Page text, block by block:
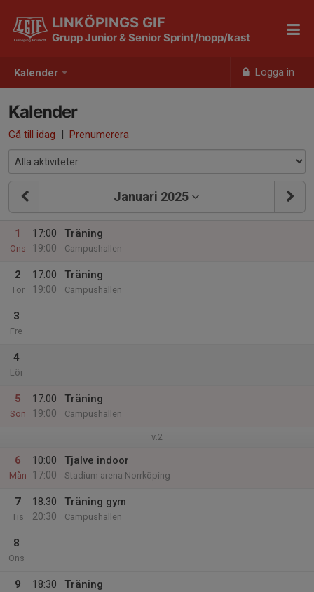
Kalender Logga in
LINKÖPINGS GIF
Grupp Junior & Senior Sprint/hopp/kast
Kalender
Gå till idag | Prenumerera
Januari 2025
1
Ons
17:00
19:00
Träning
Campushallen
2
Tor
17:00
19:00
Träning
Campushallen
3
Fre
4
Lör
5
Sön
17:00
19:00
Träning
Campushallen
v.2
6
Mån
10:00
17:00
Tjalve indoor
Stadium arena Norrköping
7
Tis
18:30
20:30
Träning gym
Campushallen
8
Ons
9
18:30
Träning